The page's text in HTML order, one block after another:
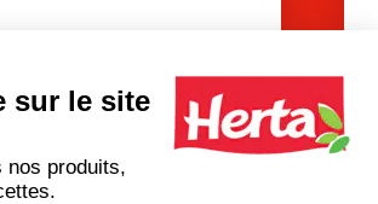
Voir plus de questions
sur le site
nos produits,